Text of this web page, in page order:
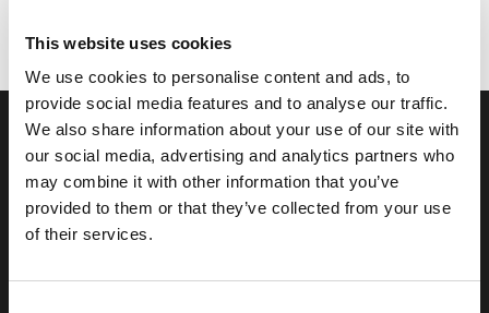
This website uses cookies
We use cookies to personalise content and ads, to
provide social media features and to analyse our traffic.
We also share information about your use of our site with
our social media, advertising and analytics partners who
may combine it with other information that you’ve
provided to them or that they’ve collected from your use
of their services.
Satiniertes Glas sorgt für